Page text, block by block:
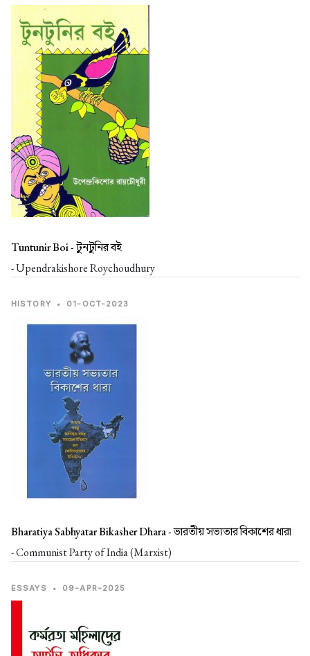
Tuntunir Boi -টুনটুনির বই
- Upendrakishore Roychoudhury
HISTORY • 01-OCT-2023
Bharatiya Sabhyatar Bikasher Dhara -ভারতীয় সভ্যতার বিকাশের ধারা
- Communist Party of India (Marxist)
ESSAYS • 09-APR-2025